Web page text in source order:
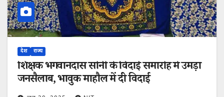
देश राज्य
शिक्षक भगवानदास सोनी के विदाई समारोह में उमड़ा
जनसैलाब, भावुक माहौल में दी विदाई